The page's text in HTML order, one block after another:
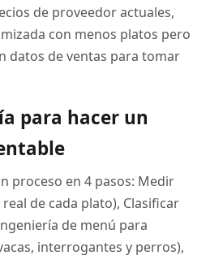
de proveedor actuales,
con menos platos pero
datos de ventas para tomar
para hacer un
proceso en 4 pasos: Medir
de cada plato), Clasificar
de menú para
interrogantes y perros),